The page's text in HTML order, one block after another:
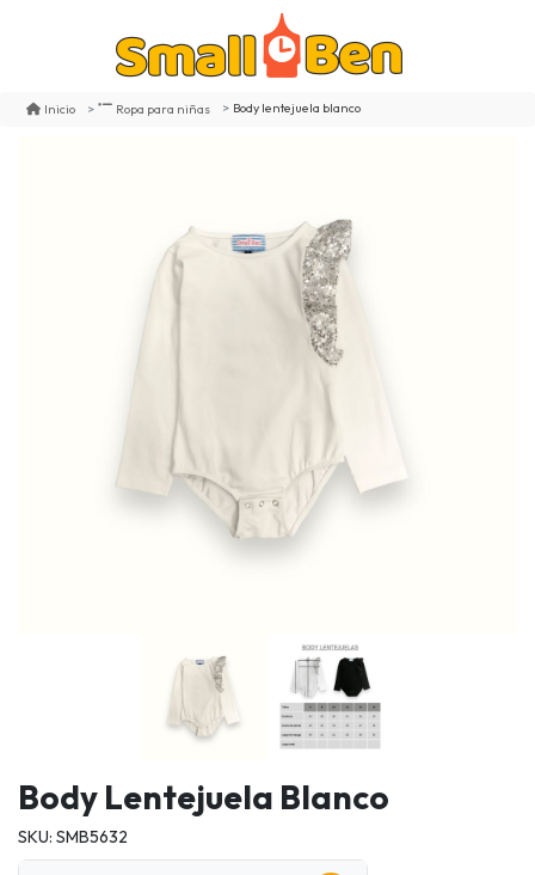
Inicio Ropa para niñas Body lentejuela blanco
Body Lentejuela Blanco
SKU: SMB5632